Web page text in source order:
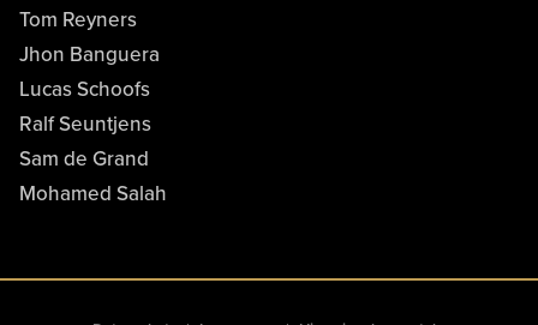
Tom Reyners
Jhon Banguera
Lucas Schoofs
Ralf Seuntjens
Sam de Grand
Mohamed Salah